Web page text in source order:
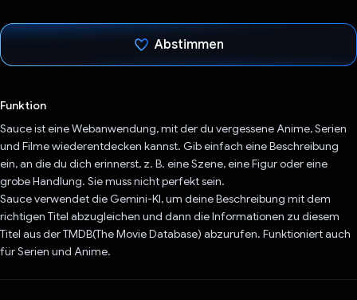
Abstimmen
Funktion
Sauce ist eine Webanwendung, mit der du vergessene Anime, Serien
und Filme wiederentdecken kannst. Gib einfach eine Beschreibung
ein, an die du dich erinnerst, z. B. eine Szene, eine Figur oder eine
grobe Handlung. Sie muss nicht perfekt sein.
Sauce verwendet die Gemini-KI, um deine Beschreibung mit dem
richtigen Titel abzugleichen und dann die Informationen zu diesem
Titel aus der TMDB(The Movie Database) abzurufen. Funktioniert auch
für Serien und Anime.